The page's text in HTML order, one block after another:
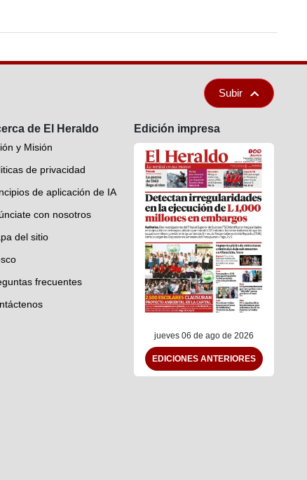
Subir
de El Heraldo
y Misión
de privacidad
de aplicación de IA
con nosotros
del sitio
frecuentes
Edición impresa
jueves 06 de ago de 2026
EDICIONES ANTERIORES